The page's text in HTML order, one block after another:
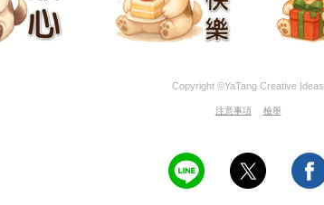
Copyright ©YaTang Creative Ideas
注意事項 檢舉